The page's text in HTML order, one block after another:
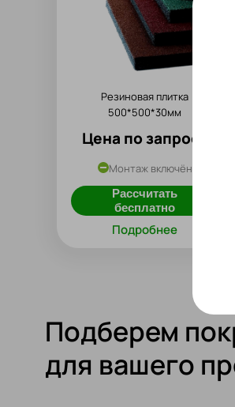
Резиновая плитка
500*500*30мм
Цена по запросу
Монтаж включён
Рассчитать
бесплатно
Подробнее
Подберем
для вашего